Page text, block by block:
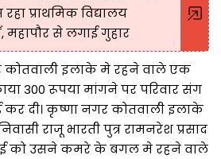
प्राथमिक विद्यालय
महापौर से लगाई गुहार
इलाके मे रहने वाले एक
300 रूपया मांगने पर परिवार संग
दी। कृष्णा नगर कोतवाली इलाके
राजू भारती पुत्र रामनरेश प्रसाद
मई को उसने कमरे के बगल मे रहने वाले